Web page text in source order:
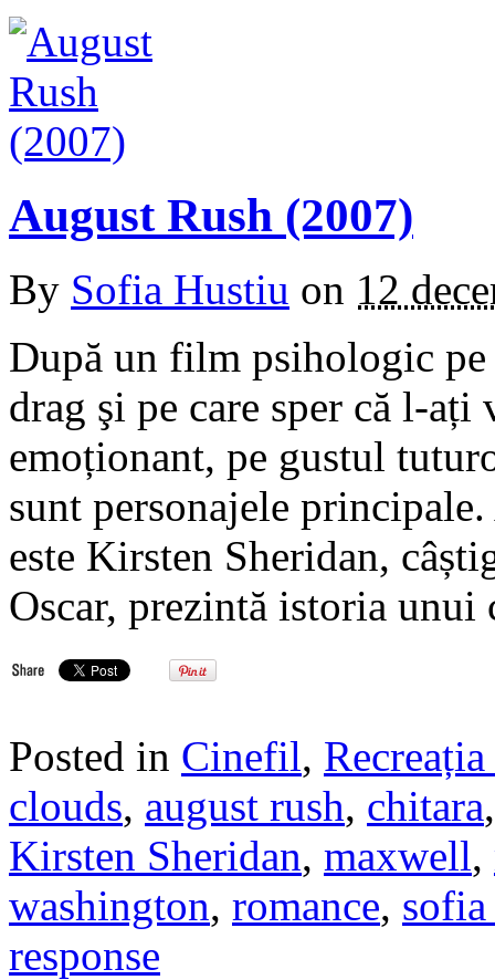
August Rush (2007)
By Sofia Hustiu on 12
După un film psihologic pe
drag şi pe care sper că l-
emoționant, pe gustul
sunt personajele
este Kirsten Sheridan,
Oscar, prezintă istoria
Posted in Cinefil,
clouds, august rush, chitara
Kirsten Sheridan, maxwell,
washington, romance,
response